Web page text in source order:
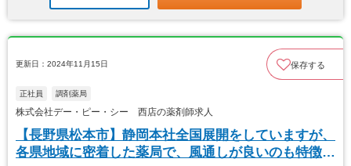
更新日：2024年11月15日 保存する
正社員 調剤薬局
株式会社デー・ピー・シー 西店の薬剤師求人
【長野県松本市】静岡本社全国展開をしていますが、
各県地域に密着した薬局で、風通しが良いのも特徴で